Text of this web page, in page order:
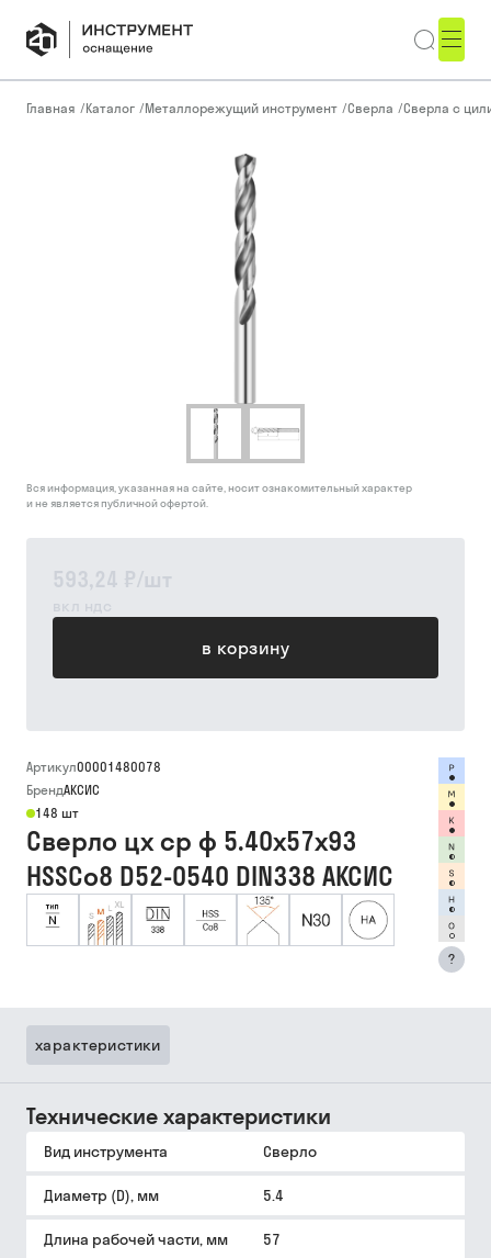
Главная /Каталог /Металлорежущий инструмент /Сверла /Сверла с
593,24 ₽/шт
вкл ндс
в корзину
Вся информация, указанная на сайте, носит ознакомительный характер
и не является публичной офертой.
Артикул00001480078
БрендАКСИС
148 шт
Сверло цх ср ф 5.40х57х93
HSSCo8 D52-0540 DIN338 АКСИС
?
характеристики
Технические характеристики
Вид инструмента Сверло
Диаметр (D), мм 5.4
Длина рабочей части, мм 57